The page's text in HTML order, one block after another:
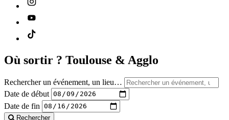
Où sortir ? Toulouse & Agglo
Rechercher un événement, un lieu…
Date de début
Date de fin
Rechercher